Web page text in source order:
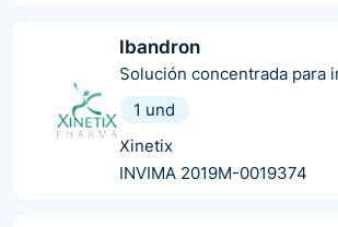
Ibandron
Solución concentrada para
1 und
Xinetix
INVIMA 2019M-0019374